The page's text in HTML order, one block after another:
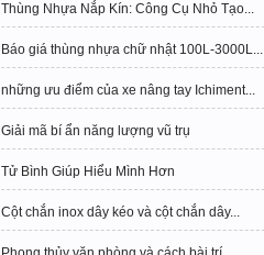
Thùng Nhựa Nắp Kín: Công Cụ Nhỏ Tạo...
Báo giá thùng nhựa chữ nhật 100L-3000L...
những ưu điểm của xe nâng tay Ichiment...
Giải mã bí ẩn năng lượng vũ trụ
Tử Bình Giúp Hiểu Mình Hơn
Cột chắn inox dây kéo và cột chắn dây...